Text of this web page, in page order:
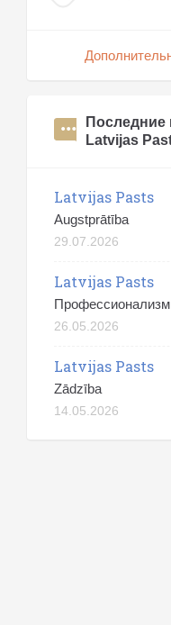
Последние
Latvijas
Latvijas Pasts
Augstprātība
29.07.2026
Latvijas Pasts
Профессионализм
26.05.2026
Latvijas Pasts
Zādzība
14.05.2026